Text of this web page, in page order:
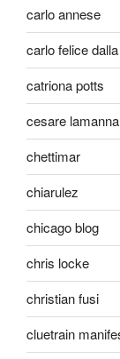
carlo annese
carlo felice
catriona potts
cesare lamanna
chettimar
chiarulez
chicago blog
chris locke
christian fusi
cluetrain